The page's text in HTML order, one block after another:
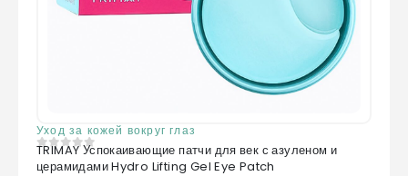
Ethylhexylglycerin, Disodium EDTA, Beta-
Glucan, Fragrance, CI 77019, CI 77499
Уход за кожей вокруг глаз
0из 5
TRIMAY Успокаивающие патчи для век с азуленом и
церамидами Hydro Lifting Gel Eye Patch